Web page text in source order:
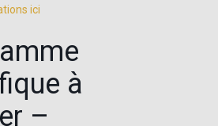
ici
à
–